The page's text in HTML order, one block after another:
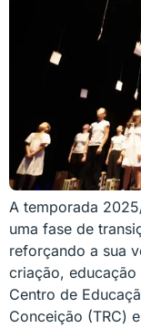
A temporada
uma fase de
reforçando a sua
criação,
Centro de
Conceição (TRC)